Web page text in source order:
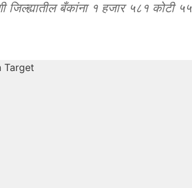
बँकांना १ हजार ५८१ कोटी ५५